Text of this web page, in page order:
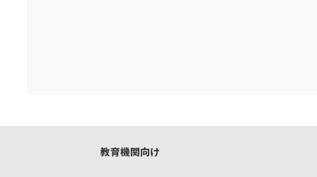
教育機関向け